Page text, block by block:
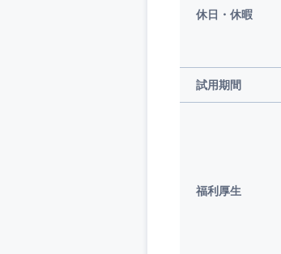
休日・休暇
試用期間
福利厚生